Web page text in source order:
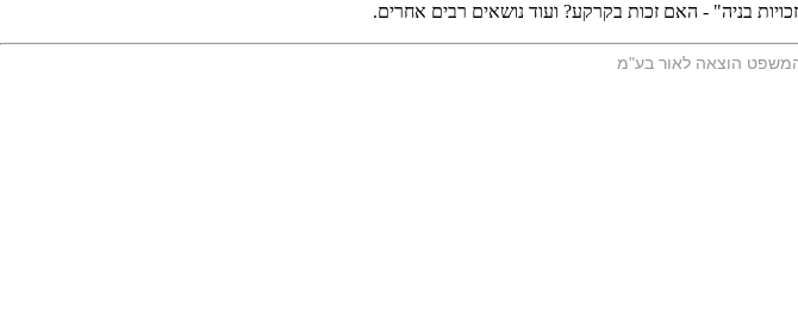
בניה" - האם זכות בקרקע? ועוד נושאים רבים אחרים.
המשפט הוצאה לאור בע"מ